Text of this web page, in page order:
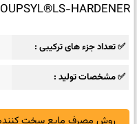
HARDENER
✅ تعداد جزء های ترکیبی
✅ مشخصات تولید